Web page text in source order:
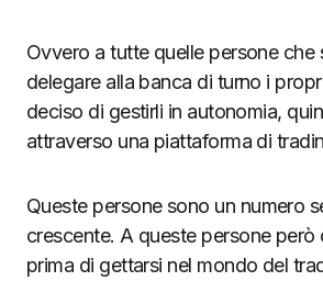
Ovvero a tutte quelle persone che
delegare alla banca di turno i
deciso di gestirli in autonomia,
attraverso una piattaforma di
Queste persone sono un numero
crescente. A queste persone però
prima di gettarsi nel mondo del